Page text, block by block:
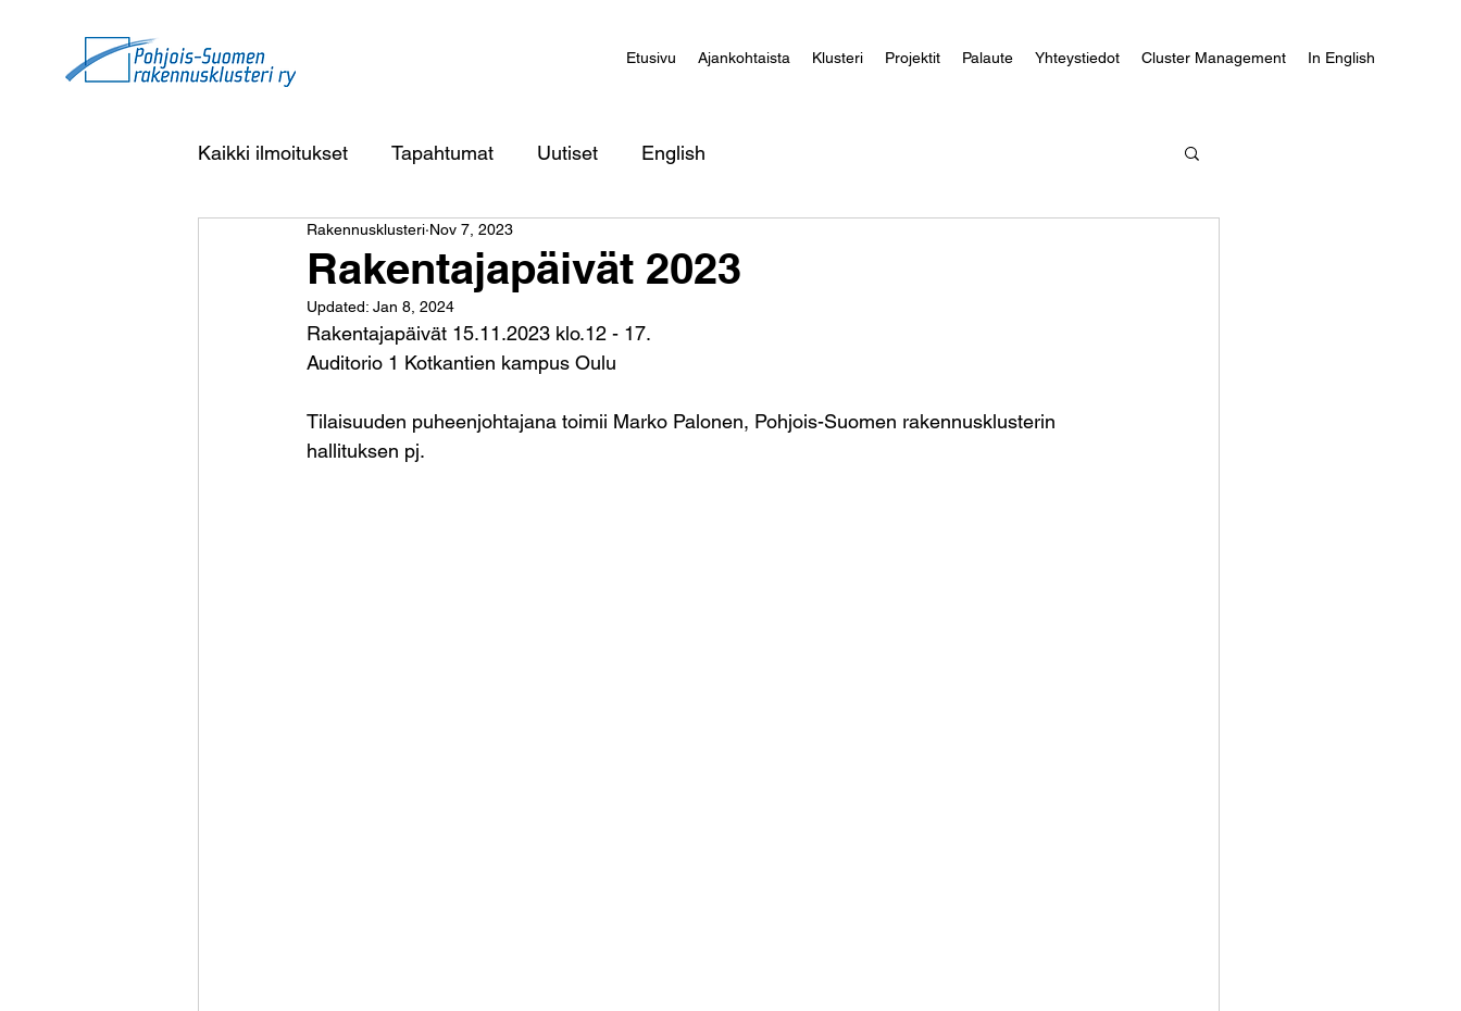
Etusivu Ajankohtaista Klusteri Projektit Palaute Yhteystiedot Cluster Management In English
Kaikki ilmoitukset Tapahtumat Uutiset English
Rakentajapäivät 2023
Rakennusklusteri Nov 7, 2023
Updated: Jan 8, 2024
Rakentajapäivät 15.11.2023 klo.12 - 17.
Auditorio 1 Kotkantien kampus Oulu
Tilaisuuden puheenjohtajana toimii Marko Palonen, Pohjois-Suomen rakennusklusterin
hallituksen pj.